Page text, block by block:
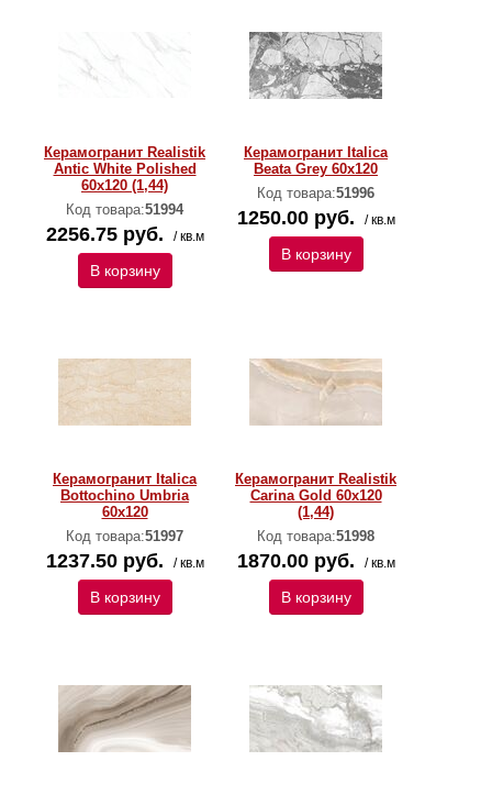
Керамогранит Realistik
Antic White Polished
60x120 (1,44)
Код товара:51994
2256.75 руб. / кв.м
В корзину
Керамогранит Italica
Beata Grey 60x120
Код товара:51996
1250.00 руб. / кв.м
В корзину
Керамогранит Italica
Bottochino Umbria
60x120
Код товара:51997
1237.50 руб. / кв.м
В корзину
Керамогранит Realistik
Carina Gold 60x120
(1,44)
Код товара:51998
1870.00 руб. / кв.м
В корзину